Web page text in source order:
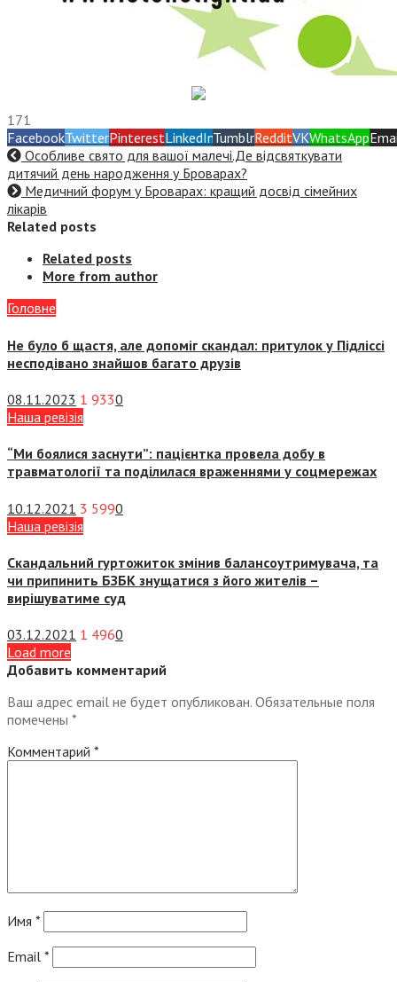
171
FacebookTwitterPinterestLinkedInTumblrRedditVKWhatsApp
Особливе свято для вашої малечі.Де відсвяткувати
дитячий день народження у Броварах?
Медичний форум у Броварах: кращий досвід сімейних
лікарів
Related posts
Related posts
More from author
Головне
Не було б щастя, але допоміг скандал: притулок у Підліссі
несподівано знайшов багато друзів
08.11.2023 1 9330
Наша ревізія
“Ми боялися заснути”: пацієнтка провела добу в
травматології та поділилася враженнями у соцмережах
10.12.2021 3 5990
Наша ревізія
Скандальний гуртожиток змінив балансоутримувача, та
чи припинить БЗБК знущатися з його жителів –
вирішуватиме суд
03.12.2021 1 4960
Load more
Добавить комментарий
Ваш адрес email не будет опубликован. Обязательные поля
помечены *
Комментарий *
Имя *
Email *